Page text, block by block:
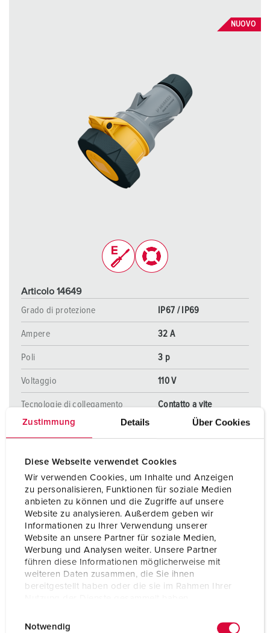
Zustimmung Details Über Cookies
Diese Webseite verwendet Cookies
Wir verwenden Cookies, um Inhalte und Anzeigen
zu personalisieren, Funktionen für soziale Medien
anbieten zu können und die Zugriffe auf unsere
Website zu analysieren. Außerdem geben wir
Informationen zu Ihrer Verwendung unserer
Website an unsere Partner für soziale Medien,
Werbung und Analysen weiter. Unsere Partner
führen diese Informationen möglicherweise mit
weiteren Daten zusammen, die Sie ihnen
bereitgestellt haben oder die sie im Rahmen Ihrer
Notwendig
NUOVO
Articolo 14649
Grado di protezione
IP67 / IP69
Ampere 32 A
Poli 3 p
Voltaggio 110 V
Tecnologie di collegamento
Contatto a vite
ErgoCONTACT®
AL PRODOTTO